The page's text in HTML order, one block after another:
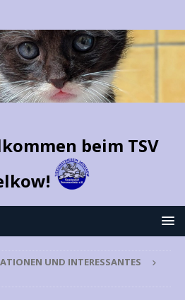
beim TSV
UND INTERESSANTES